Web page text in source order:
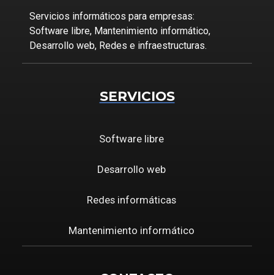
Servicios informáticos para empresas:
Software libre, Mantenimiento informático,
Desarrollo web, Redes e infraestructuras.
SERVICIOS
Software libre
Desarrollo web
Redes informáticas
Mantenimiento informático